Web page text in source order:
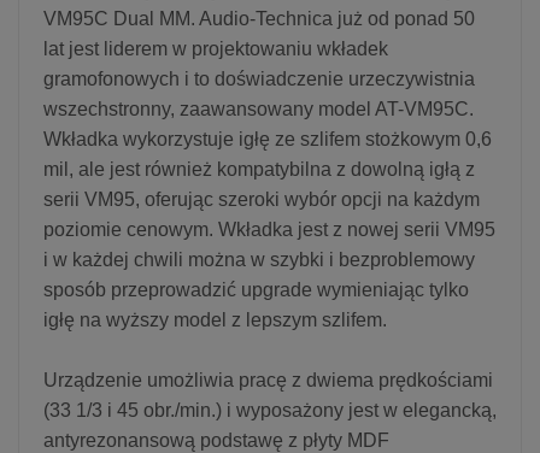
VM95C Dual MM. Audio-Technica już od ponad 50
lat jest liderem w projektowaniu wkładek
gramofonowych i to doświadczenie urzeczywistnia
wszechstronny, zaawansowany model AT-VM95C.
Wkładka wykorzystuje igłę ze szlifem stożkowym 0,6
mil, ale jest również kompatybilna z dowolną igłą z
serii VM95, oferując szeroki wybór opcji na każdym
poziomie cenowym. Wkładka jest z nowej serii VM95
i w każdej chwili można w szybki i bezproblemowy
sposób przeprowadzić upgrade wymieniając tylko
igłę na wyższy model z lepszym szlifem.
Urządzenie umożliwia pracę z dwiema prędkościami
(33 1/3 i 45 obr./min.) i wyposażony jest w elegancką,
antyrezonansową podstawę z płyty MDF